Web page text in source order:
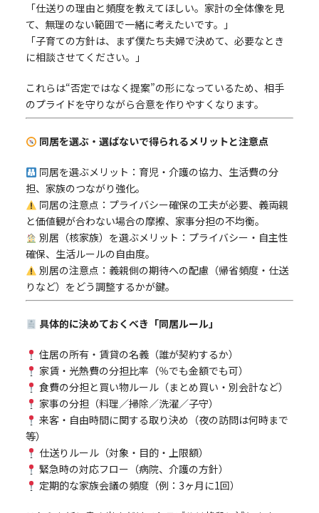
「仕送りの理由と頻度を教えてほしい。家計の全体像を見
て、無理のない範囲で一緒に考えたいです。」
「子育ての方針は、まず僕たち夫婦で決めて、必要なとき
に相談させてください。」
これらは“否定ではなく提案”の形になっているため、相手
のプライドを守りながら合意を作りやすくなります。
同居を選ぶ・選ばないで得られるメリットと注意点
同居を選ぶメリット：育児・介護の協力、生活費の分
担、家族のつながり強化。
同居の注意点：プライバシー確保の工夫が必要、義両親
と価値観が合わない場合の摩擦、家事分担の不均衡。
別居（核家族）を選ぶメリット：プライバシー・自主性
確保、生活ルールの自由度。
別居の注意点：義親側の期待への配慮（帰省頻度・仕送
りなど）をどう調整するかが鍵。
具体的に決めておくべき「同居ルール」
住居の所有・賃貸の名義（誰が契約するか）
家賃・光熱費の分担比率（％でも金額でも可）
食費の分担と買い物ルール（まとめ買い・別会計など）
家事の分担（料理／掃除／洗濯／子守）
来客・自由時間に関する取り決め（夜の訪問は何時まで
等）
仕送りルール（対象・目的・上限額）
緊急時の対応フロー（病院、介護の方針）
定期的な家族会議の頻度（例：3ヶ月に1回）